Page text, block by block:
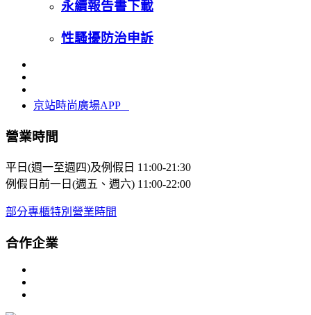
永續報告書下載
性騷擾防治申訴
京站時尚廣場APP
營業時間
平日(週一至週四)及例假日 11:00-21:30
例假日前一日(週五、週六) 11:00-22:00
部分專櫃特別營業時間
合作企業